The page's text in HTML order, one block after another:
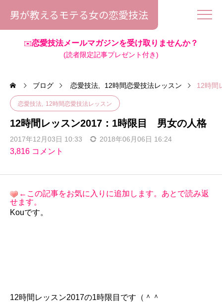
男が教えるモテる女の恋愛技法
✉️恋愛技法メールマガジンを受け取りませんか？
(読者限定記事プレゼント付き)
ブログ 恋愛技法 12時間恋愛技法レッスン 12時間
恋愛技法 12時間恋愛技法レッスン
12時間レッスン2017：1時限目 男女の人格
2017年12月03日 10:33 2018年06月06日 16:24
3,816 コメント
←この記事をお気に入りに追加します。あとで読み返
せます。
Kouです。
12時間レッスン2017の1時限目です（＾＾